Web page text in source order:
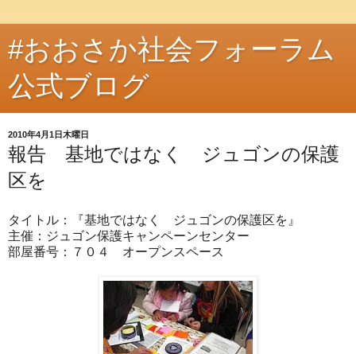
#おおさか社会フォーラム
公式ブログ
2010年4月1日木曜日
報告 基地ではなく ジュゴンの保護
区を
タイトル：『基地ではなく ジュゴンの保護区を』
主催：ジュゴン保護キャンペーンセンター
部屋番号：７０４ オープンスペース